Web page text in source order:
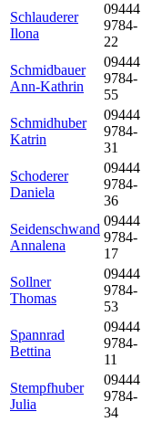
Schlauderer
Ilona
09444
9784-
22
Schmidbauer
Ann-Kathrin
09444
9784-
55
Schmidhuber
Katrin
09444
9784-
31
Schoderer
Daniela
09444
9784-
36
Seidenschwand
Annalena
09444
9784-
17
Sollner
Thomas
09444
9784-
53
Spannrad
Bettina
09444
9784-
11
Stempfhuber
Julia
09444
9784-
34